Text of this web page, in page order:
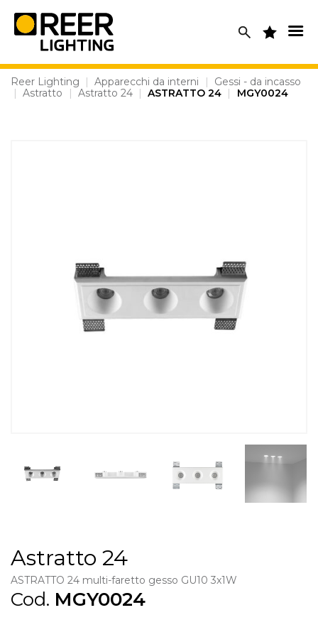
content
Reer Lighting | Apparecchi da interni |
Gessi - da incasso
| Astratto | Astratto 24 | ASTRATTO 24 | MGY0024
Astratto 24
ASTRATTO 24 multi-faretto gesso GU10 3x1W
Cod. MGY0024